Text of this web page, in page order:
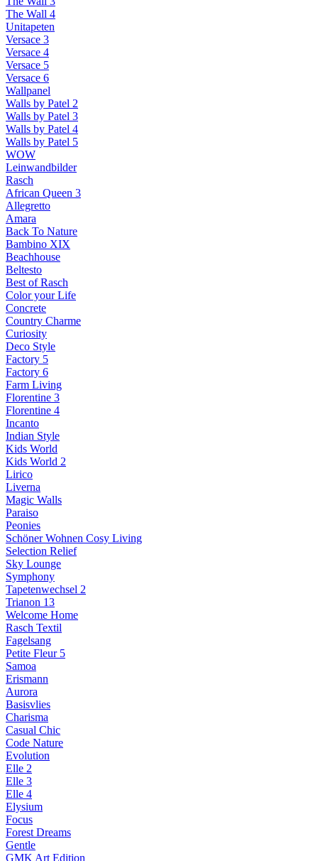
The Wall 4
Unitapeten
Versace 3
Versace 4
Versace 5
Versace 6
Wallpanel
Walls by Patel 2
Walls by Patel 3
Walls by Patel 4
Walls by Patel 5
WOW
Leinwandbilder
Rasch
African Queen 3
Allegretto
Amara
Back To Nature
Bambino XIX
Beachhouse
Beltesto
Best of Rasch
Color your Life
Concrete
Country Charme
Curiosity
Deco Style
Factory 5
Factory 6
Farm Living
Florentine 3
Florentine 4
Incanto
Indian Style
Kids World
Kids World 2
Lirico
Liverna
Magic Walls
Paraiso
Peonies
Schöner Wohnen Cosy Living
Selection Relief
Sky Lounge
Symphony
Tapetenwechsel 2
Trianon 13
Welcome Home
Rasch Textil
Fagelsang
Petite Fleur 5
Samoa
Erismann
Aurora
Basisvlies
Charisma
Casual Chic
Code Nature
Evolution
Elle 2
Elle 3
Elle 4
Elysium
Focus
Forest Dreams
Gentle
GMK Art Edition